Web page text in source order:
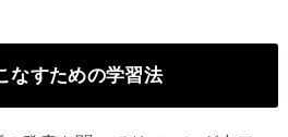
なすための学習法